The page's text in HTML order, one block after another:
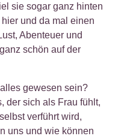
sie sogar ganz hinten
und da mal einen
Abenteuer und
schön auf der
gewesen sein?
der sich als Frau fühlt,
verführt wird,
uns und wie können